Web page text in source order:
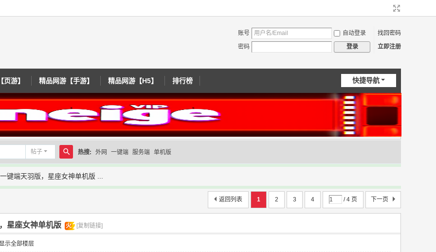
账号 自动登录
找回密码
密码
登录 立即注册
快捷导航
游】 精品网游【手游】 精品网游【H5】 排行榜
帖子
搜
索
热搜: 外网 一键端 服务端 单机版
键端天羽版，星座女神单机版 ...
1 2 3 4 / 4 页 下一页
返回列表
星座女神单机版 火 [复制链接]
示全部楼层